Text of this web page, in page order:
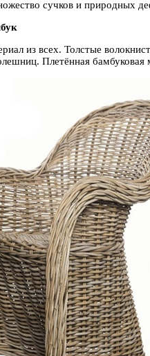
сучков и природных
из всех. Толстые
Плетённая